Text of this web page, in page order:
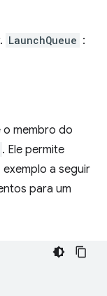
LaunchQueue :
membro do
. Ele permite
a seguir
para um